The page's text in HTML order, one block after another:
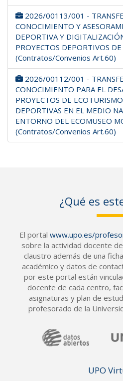
2026/00113/001 -
CONOCIMIENTO Y
DEPORTIVA Y
PROYECTOS DEPORTIVOS
(Contratos/Convenios Art.60)
2026/00112/001 -
CONOCIMIENTO PARA EL
PROYECTOS DE
DEPORTIVAS EN EL MEDIO
ENTORNO DEL ECOMUSEO
(Contratos/Convenios Art.60)
¿Qué es
El portal www.upo.es/
sobre la actividad docente
claustro además de una
académico y datos de
por este portal están
docente de cada centro,
asignaturas y plan de
profesorado de la
UPO Vir